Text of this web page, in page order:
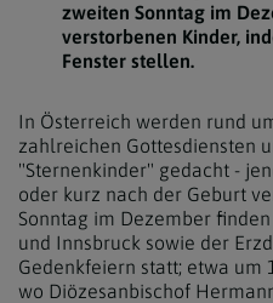
zweiten Sonntag im
verstorbenen Kinder,
Fenster stellen.
In Österreich werden rund
zahlreichen Gottesdiensten
"Sternenkinder" gedacht -
oder kurz nach der Geburt
Sonntag im Dezember
und Innsbruck sowie der
Gedenkfeiern statt; etwa um
wo Diözesanbischof